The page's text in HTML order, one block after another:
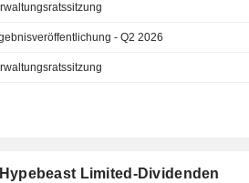
- Q2 2026
Limited-Dividenden